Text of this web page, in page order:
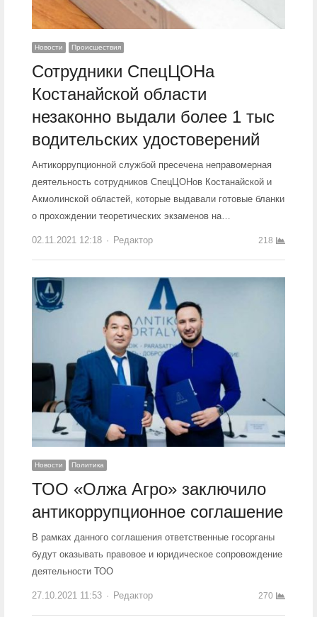
Новости Происшествия
Сотрудники СпецЦОНа
Костанайской области
незаконно выдали более 1 тыс
водительских удостоверений
Антикоррупционной службой пресечена неправомерная
деятельность сотрудников СпецЦОНов Костанайской и
Акмолинской областей, которые выдавали готовые бланки
о прохождении теоретических экзаменов на…
02.11.2021 12:18 Author
Редактор 218
Новости Политика
ТОО «Олжа Агро» заключило
антикоррупционное соглашение
В рамках данного соглашения ответственные госорганы
будут оказывать правовое и юридическое сопровождение
деятельности ТОО
27.10.2021 11:53 Author
Редактор 270